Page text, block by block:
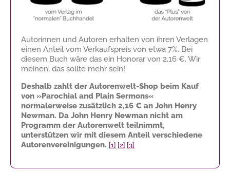
Autorinnen und Autoren erhalten von ihren Verlagen
einen Anteil vom Verkaufspreis von etwa 7%. Bei
diesem Buch wäre das ein Honorar von 2,16 €. Wir
meinen, das sollte mehr sein!
Deshalb zahlt der Autorenwelt-Shop beim Kauf
von »Parochial and Plain Sermons«
normalerweise zusätzlich 2,16 € an John Henry
Newman. Da John Henry Newman nicht am
Programm der Autorenwelt teilnimmt,
unterstützen wir mit diesem Anteil verschiedene
Autorenvereinigungen. [1] [2] [3]